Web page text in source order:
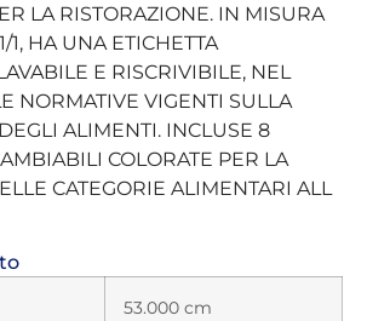
LA RISTORAZIONE. IN MISURA
1, HA UNA ETICHETTA
E RISCRIVIBILE, NEL
NORMATIVE VIGENTI SULLA
ALIMENTI. INCLUSE 8
COLORATE PER LA
CATEGORIE ALIMENTARI ALL
53.000 cm